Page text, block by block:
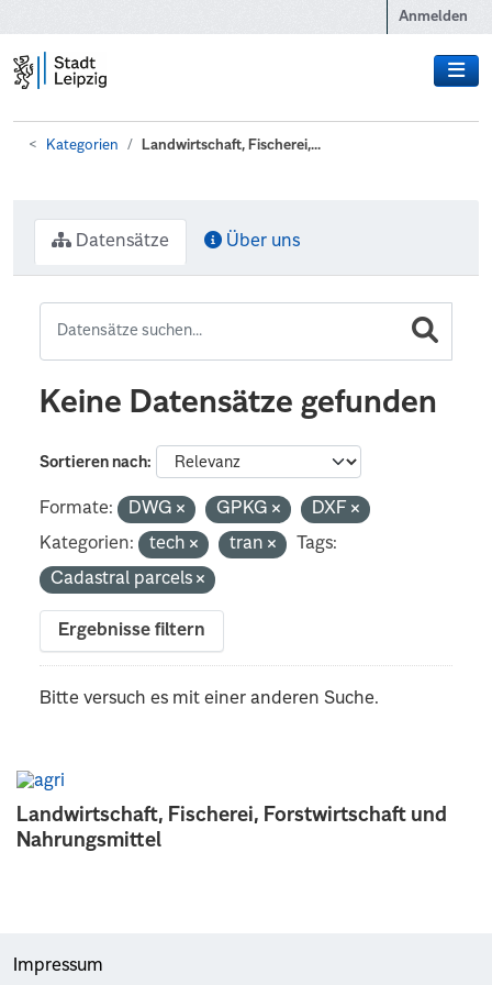
Anmelden
Kategorien Landwirtschaft, Fischerei,...
Landwirtschaft, Fischerei, Forstwirtschaft und
Nahrungsmittel
Datensätze Über uns
Keine Datensätze gefunden
Sortieren nach
Formate: DWG GPKG
DXF
Kategorien:
tech tran
Tags:
Cadastral parcels
Ergebnisse filtern
Bitte versuch es mit einer anderen Suche.
Impressum